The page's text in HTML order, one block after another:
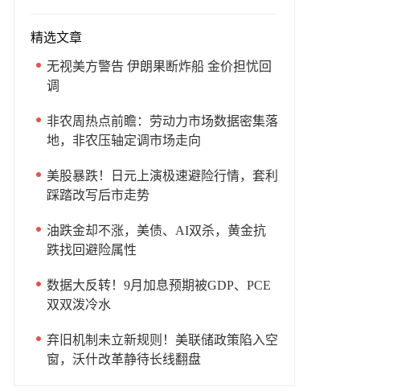
精选文章
无视美方警告 伊朗果断炸船 金价担忧回
调
非农周热点前瞻：劳动力市场数据密集落
地，非农压轴定调市场走向
美股暴跌！日元上演极速避险行情，套利
踩踏改写后市走势
油跌金却不涨，美债、AI双杀，黄金抗
跌找回避险属性
数据大反转！9月加息预期被GDP、PCE
双双泼冷水
弃旧机制未立新规则！美联储政策陷入空
窗，沃什改革静待长线翻盘